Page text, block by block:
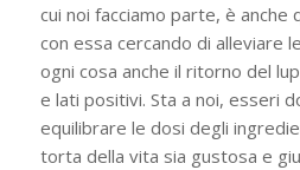
cui noi facciamo parte, è
con essa cercando di alleviare
ogni cosa anche il ritorno del
e lati positivi. Sta a noi, esseri
equilibrare le dosi degli
torta della vita sia gustosa e